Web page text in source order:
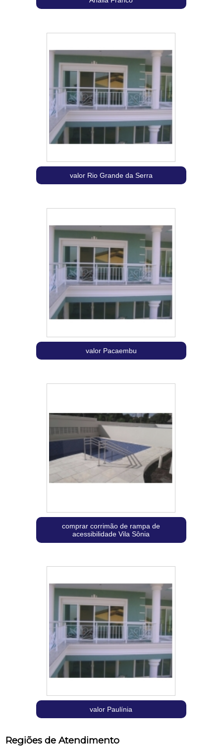
valor Rio Grande da Serra
valor Pacaembu
comprar corrimão de rampa de
acessibilidade Vila Sônia
valor Paulínia
Regiões de Atendimento